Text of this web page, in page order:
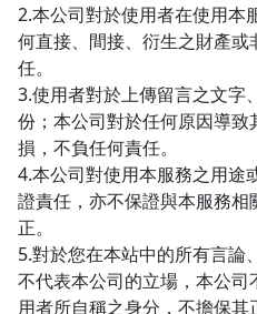
2.本公司對於使用者在使用本
何直接、間接、衍生之財產
任。
3.使用者對於上傳留言之文字
份；本公司對於任何原因導
損，不負任何責任。
4.本公司對使用本服務之用途
證責任，亦不保證與本服務
正。
5.對於您在本站中的所有言論
不代表本公司的立場，本公
用者所自稱之身分，不擔保其